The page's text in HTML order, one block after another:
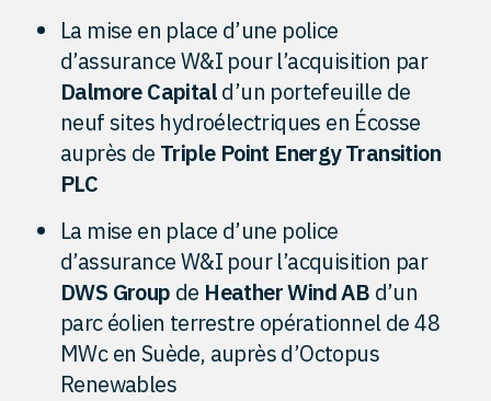
La mise en place d’une police
d’assurance W&I pour l’acquisition par
Dalmore Capitald’un portefeuille de
neuf sites hydroélectriques en Écosse
auprès de Triple Point Energy Transition
PLC
La mise en place d’une police
d’assurance W&I pour l’acquisition par
DWS Group de Heather Wind AB d’un
parc éolien terrestre opérationnel de 48
MWc en Suède, auprès d’Octopus
Renewables